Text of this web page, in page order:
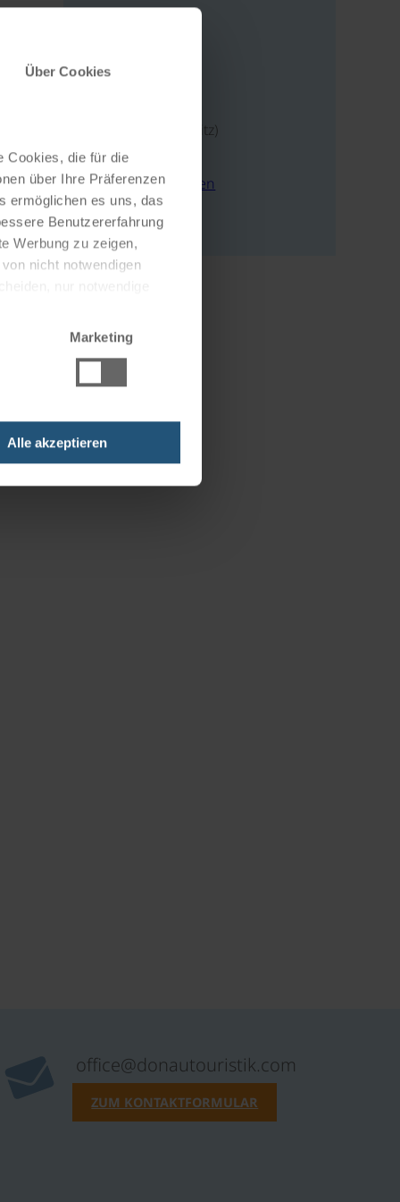
Über Cookies
Cookies, die für die
über Ihre Präferenzen
ermöglichen es uns, das
Benutzererfahrung
Werbung zu zeigen,
nicht notwendigen
Marketing
Alle akzeptieren
Adresse
17192 Waren (Müritz)
Deutschland
E-Mail schreiben
Zur Webseite
office@donautouristik.com
ZUM KONTAKTFORMULAR